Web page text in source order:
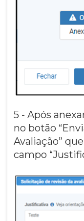
5 - Após
no botão
Avaliação”
campo